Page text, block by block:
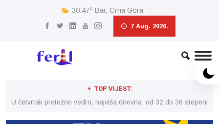
30.47c Bar, Crna Gora
7 Aug. 2026.
TOP VIJEST:
U četvrtak pretežno vedro, najviša dnevna od 32 do 36 stepeni